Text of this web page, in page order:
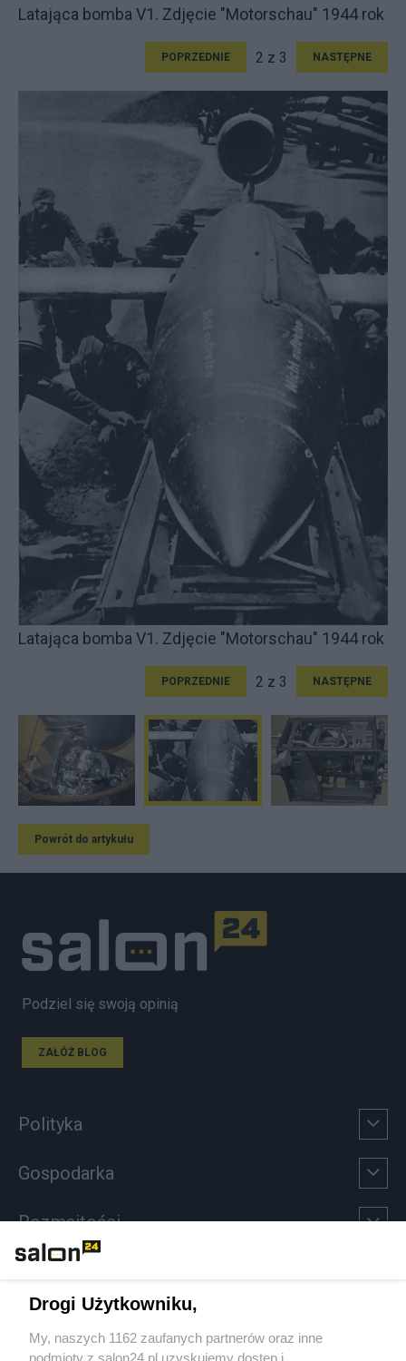
Latająca bomba V1. Zdjęcie "Motorschau" 1944 rok
POPRZEDNIE 2 z 3 NASTĘPNE
Latająca bomba V1. Zdjęcie "Motorschau" 1944 rok
POPRZEDNIE 2 z 3 NASTĘPNE
Powrót do artykułu
Podziel się swoją opinią
ZAŁÓŻ BLOG
Polityka
Gospodarka
Rozmaitości
Sport
Drogi Użytkowniku,
My, naszych 1162 zaufanych partnerów oraz inne
podmioty z salon24.pl uzyskujemy dostęp i